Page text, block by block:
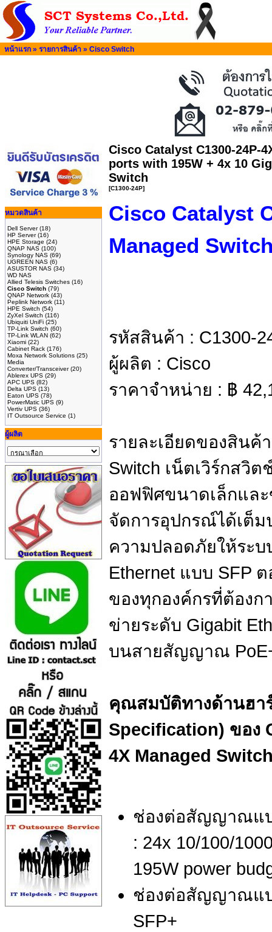
หน้าแรก » รายการสินค้า » Cisco Switch
หมวดสินค้า
Dell Server(18)
HP Server(16)
HPE Storage (24)
QNAP NAS (100)
Synology NAS (69)
UGREEN NAS (6)
ASUSTOR NAS (34)
WD NAS
Allied Telesis Switches (16)
Cisco Switch (79)
QNAP Network (43)
Peplink Network (11)
HPE Switch (54)
ZyXel Switch (116)
Ubiquiti UniFi (25)
TP-Link Switch (60)
TP-Link WLAN (62)
Xiaomi (22)
Cabinet Rack (176)
Moxa Network Solutions (25)
Media
Converter/Transceiver(20)
Ablerex UPS (29)
APC UPS (82)
Delta UPS (13)
Eaton UPS (78)
PowerMatic UPS (9)
Vertiv UPS (36)
IT Outsource Service (1)
ผู้ผลิต
Cisco Catalyst C1300-24P-
ports with 195W + 4x 10
Switch
[C1300-24P]
Cisco Catalyst
Managed
รหัสสินค้า : C1300-
ผู้ผลิต : Cisco
ราคาจำหน่าย : ฿
รายละเอียดของสินค้
Switch เน็ตเวิร์กสวิ
ออฟฟิศขนาดเล็กแล
จัดการอุปกรณ์ได้เต็
ความปลอดภัยให้ระ
Ethernet แบบ SFP
ของทุกองค์กรที่ต้องก
ข่ายระดับ Gigabit
บนสายสัญญาณ
คุณสมบัติทางด้านฮา
Specification) ของ
4X Managed
ช่องต่อสัญญาณแบ
: 24x 10/100/
195W power
ช่องต่อสัญญาณแบ
SFP+